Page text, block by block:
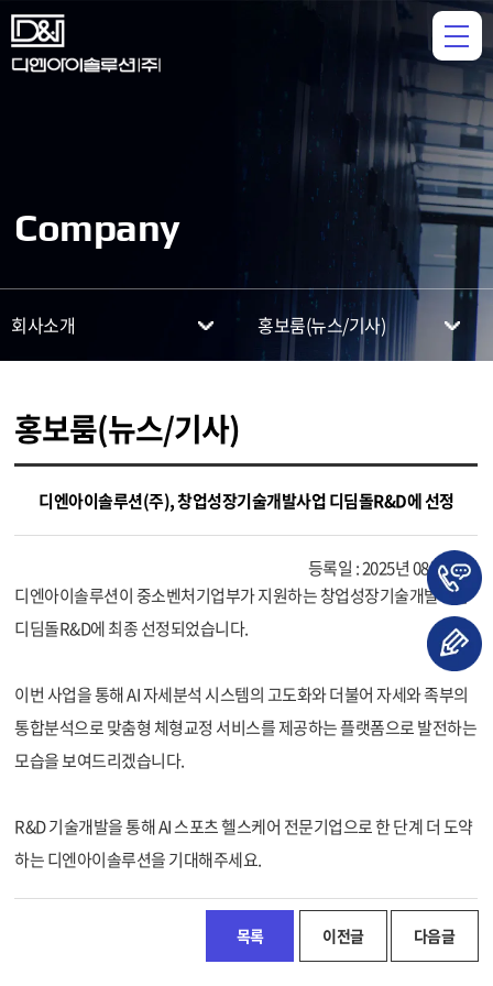
Company
회사소개 홍보룸(뉴스/기사)
홍보룸(뉴스/기사)
디엔아이솔루션(주), 창업성장기술개발사업 디딤돌R&D에 선정
등록일 : 2025년 08월 13일
디엔아이솔루션이 중소벤처기업부가 지원하는 창업성장기술개발사업
디딤돌R&D에 최종 선정되었습니다.
이번 사업을 통해 AI 자세분석 시스템의 고도화와 더불어 자세와 족부의
통합분석으로 맞춤형 체형교정 서비스를 제공하는 플랫폼으로 발전하는
모습을 보여드리겠습니다.
R&D 기술개발을 통해 AI 스포츠 헬스케어 전문기업으로 한 단계 더 도약
하는 디엔아이솔루션을 기대해주세요.
목록 이전글 다음글